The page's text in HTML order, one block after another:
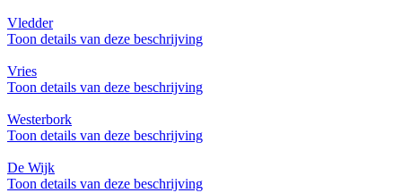
Vledder
Toon details van deze beschrijving
Vries
Toon details van deze beschrijving
Westerbork
Toon details van deze beschrijving
De Wijk
Toon details van deze beschrijving